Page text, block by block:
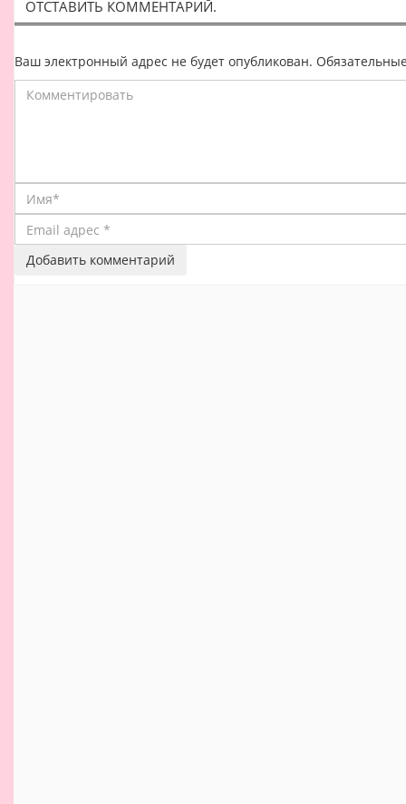
ОТСТАВИТЬ КОММЕНТАРИЙ.
Ваш электронный адрес не будет опубликован.